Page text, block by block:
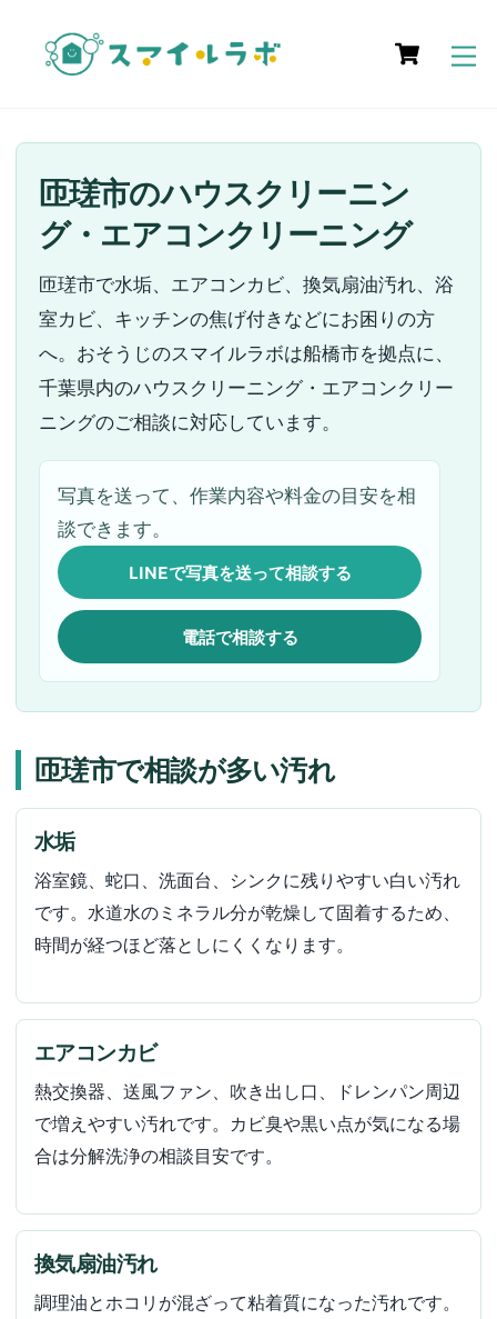
content
Cart
匝瑳市のハウスクリーニン
グ・エアコンクリーニング
匝瑳市で水垢、エアコンカビ、換気扇油汚れ、浴
室カビ、キッチンの焦げ付きなどにお困りの方
へ。おそうじのスマイルラボは船橋市を拠点に、
千葉県内のハウスクリーニング・エアコンクリー
ニングのご相談に対応しています。
写真を送って、作業内容や料金の目安を相
談できます。
LINEで写真を送って相談する
電話で相談する
匝瑳市で相談が多い汚れ
水垢
浴室鏡、蛇口、洗面台、シンクに残りやすい白い汚れ
です。水道水のミネラル分が乾燥して固着するため、
時間が経つほど落としにくくなります。
エアコンカビ
熱交換器、送風ファン、吹き出し口、ドレンパン周辺
で増えやすい汚れです。カビ臭や黒い点が気になる場
合は分解洗浄の相談目安です。
換気扇油汚れ
調理油とホコリが混ざって粘着質になった汚れです。